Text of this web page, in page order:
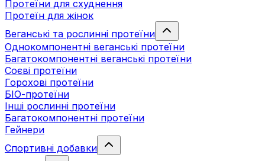
Протеїни для схуднення
Протеїн для жінок
Веганські та рослинні протеїни
Однокомпонентні веганські протеїни
Багатокомпонентні веганські протеїни
Cоєві протеїни
Горохові протеїни
БІО-протеїни
Інші рослинні протеїни
Багатокомпонентні протеїни
Гейнери
Спортивні добавки